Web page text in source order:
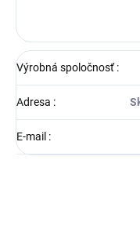
Výrobná spoločnosť:
Adresa :
E-mail :